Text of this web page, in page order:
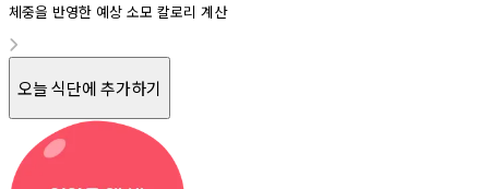
체중을 반영한 예상 소모 칼로리 계산
오늘 식단에 추가하기